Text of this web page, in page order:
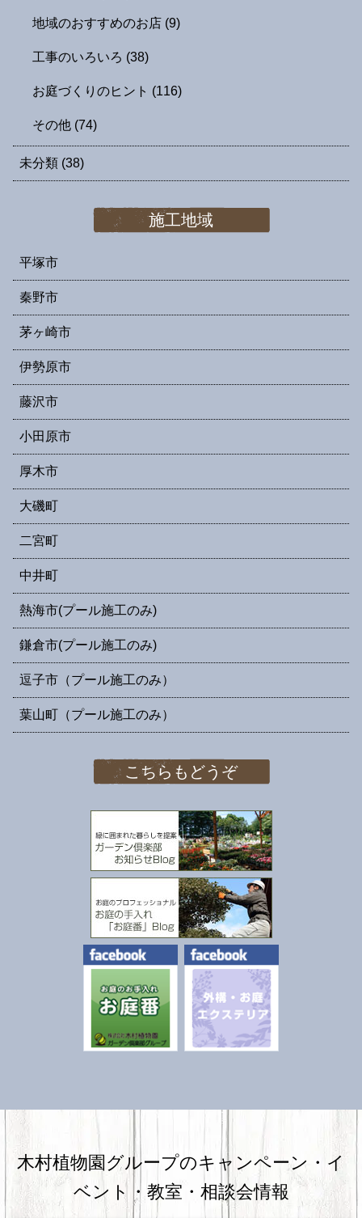
地域のおすすめのお店 (9)
工事のいろいろ (38)
お庭づくりのヒント (116)
その他 (74)
未分類 (38)
施工地域
平塚市
秦野市
茅ヶ崎市
伊勢原市
藤沢市
小田原市
厚木市
大磯町
二宮町
中井町
熱海市(プール施工のみ)
鎌倉市(プール施工のみ)
逗子市（プール施工のみ）
葉山町（プール施工のみ）
こちらもどうぞ
木村植物園グループのキャンペーン・ イ
ベント・教室・相談会情報